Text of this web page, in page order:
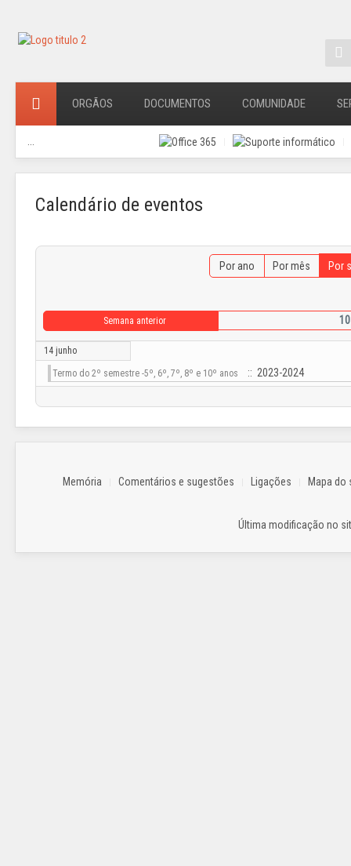
ORGÃOS DOCUMENTOS COMUNIDADE
Calendário de eventos
Por ano Por mês Por
Semana anterior
14 junho
Termo do 2º semestre -5º, 6º, 7º, 8º e 10º anos :: 2023-2024
Memória Comentários e sugestões Ligações Mapa do
Última modificação no